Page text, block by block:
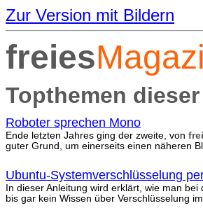
Zur Version mit Bildern
freies
Topthemen
Roboter sprechen Mono
Ende letzten Jahres ging der zweite, von
guter Grund, um einerseits einen näheren
Ubuntu-Systemverschlüsselung
In dieser Anleitung wird erklärt, wie man
bis gar kein Wissen über Verschlüsselung